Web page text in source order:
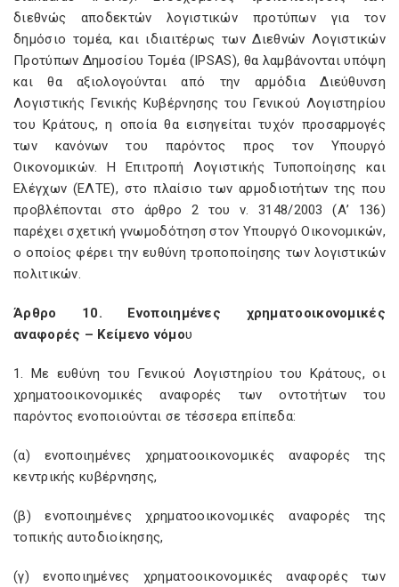
διεθνώς αποδεκτών λογιστικών προτύπων για τον
δημόσιο τομέα, και ιδιαιτέρως των Διεθνών Λογιστικών
Προτύπων Δημοσίου Τομέα (IPSAS), θα λαμβάνονται υπόψη
και θα αξιολογούνται από την αρμόδια Διεύθυνση
Λογιστικής Γενικής Κυβέρνησης του Γενικού Λογιστηρίου
του Κράτους, η οποία θα εισηγείται τυχόν προσαρμογές
των κανόνων του παρόντος προς τον Υπουργό
Οικονομικών. Η Επιτροπή Λογιστικής Τυποποίησης και
Ελέγχων (ΕΛΤΕ), στο πλαίσιο των αρμοδιοτήτων της που
προβλέπονται στο άρθρο 2 του ν. 3148/2003 (Α’ 136)
παρέχει σχετική γνωμοδότηση στον Υπουργό Οικονομικών,
ο οποίος φέρει την ευθύνη τροποποίησης των λογιστικών
πολιτικών.
Άρθρο 10. Ενοποιημένες χρηματοοικονομικές
αναφορές – Κείμενο νόμου
1. Με ευθύνη του Γενικού Λογιστηρίου του Κράτους, οι
χρηματοοικονομικές αναφορές των οντοτήτων του
παρόντος ενοποιούνται σε τέσσερα επίπεδα:
(α) ενοποιημένες χρηματοοικονομικές αναφορές της
κεντρικής κυβέρνησης,
(β) ενοποιημένες χρηματοοικονομικές αναφορές της
τοπικής αυτοδιοίκησης,
(γ) ενοποιημένες χρηματοοικονομικές αναφορές των